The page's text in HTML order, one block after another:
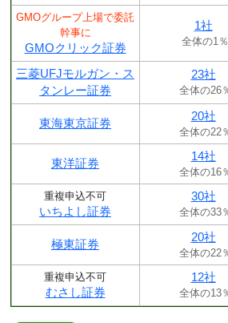
GMOグループ上場で委託
幹事に
GMOクリック証券
1社
全体の1％
三菱UFJモルガン・ス
タンレー証券
23社
全体の26
東海東京証券
20社
全体の22
東洋証券
14社
全体の16
重複申込不可
いちよし証券
30社
全体の33
極東証券
20社
全体の22
重複申込不可
むさし証券
12社
全体の13